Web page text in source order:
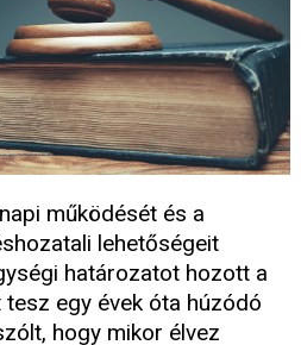
működését és a
lehetőségeit
határozatot hozott a
egy évek óta húzódó
hogy mikor élvez